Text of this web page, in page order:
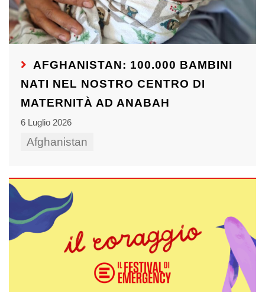
AFGHANISTAN: 100.000 BAMBINI
NATI NEL NOSTRO CENTRO DI
MATERNITÀ AD ANABAH
6 Luglio 2026
Afghanistan